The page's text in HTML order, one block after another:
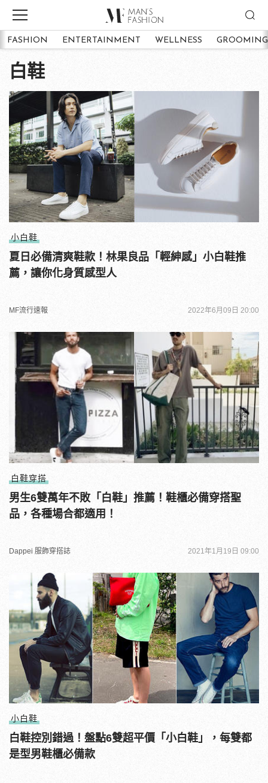
FASHION ENTERTAINMENT WELLNESS GROOMING
白鞋
小白鞋
夏日必備清爽鞋款！林果良品「輕紳感」小白鞋推
薦，讓你化身質感型人
MF流行速報 2022年6月09日 20:00
白鞋穿搭
男生6雙萬年不敗「白鞋」推薦！鞋櫃必備穿搭聖
品，各種場合都適用！
Dappei 服飾穿搭誌 2021年1月19日 09:00
小白鞋
白鞋控別錯過！盤點6雙超平價「小白鞋」，每雙都
是型男鞋櫃必備款